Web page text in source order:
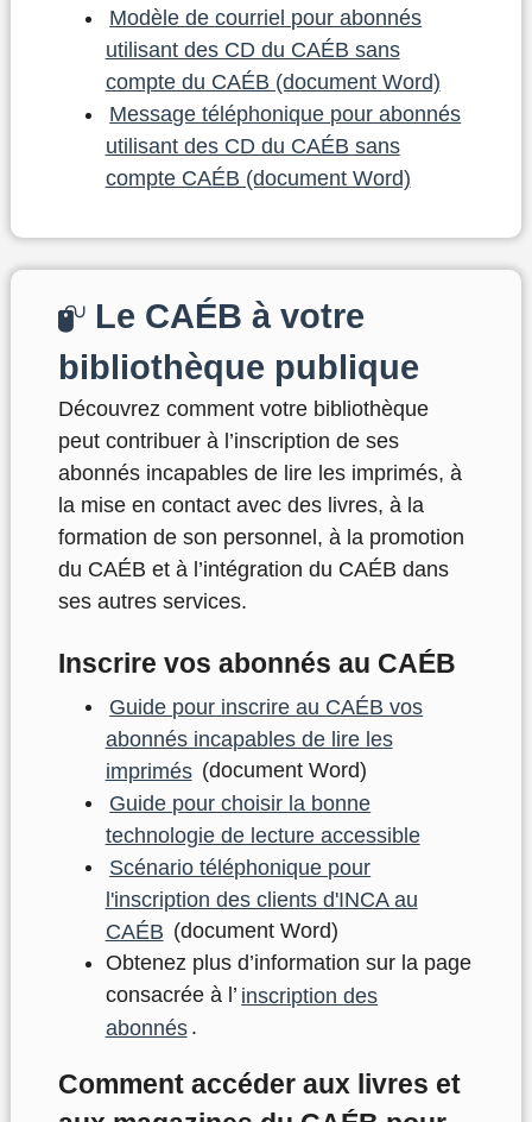
Modèle de courriel pour abonnés
utilisant des CD du CAÉB sans
compte du CAÉB (document Word)
Message téléphonique pour abonnés
utilisant des CD du CAÉB sans
compte CAÉB (document Word)
Le CAÉB à votre
bibliothèque publique
Découvrez comment votre bibliothèque
peut contribuer à l’inscription de ses
abonnés incapables de lire les imprimés, à
la mise en contact avec des livres, à la
formation de son personnel, à la promotion
du CAÉB et à l’intégration du CAÉB dans
ses autres services.
Inscrire vos abonnés au CAÉB
Guide pour inscrire au CAÉB vos
abonnés incapables de lire les
imprimés (document Word)
Guide pour choisir la bonne
technologie de lecture accessible
Scénario téléphonique pour
l'inscription des clients d'INCA au
CAÉB (document Word)
Obtenez plus d’information sur la page
consacrée à l’ inscription des
abonnés .
Comment accéder aux livres et